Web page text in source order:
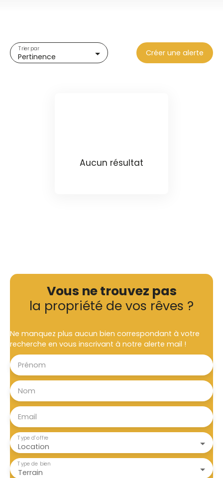
Localisation
Pertinence
Trier par Créer une alerte
Aucun résultat
Vous ne trouvez pas
la propriété de vos rêves ?
Ne manquez plus aucun bien correspondant à votre
recherche en vous inscrivant à notre alerte mail !
Prénom
Nom
Email
Location
Type d'offre
Terrain
Type de bien